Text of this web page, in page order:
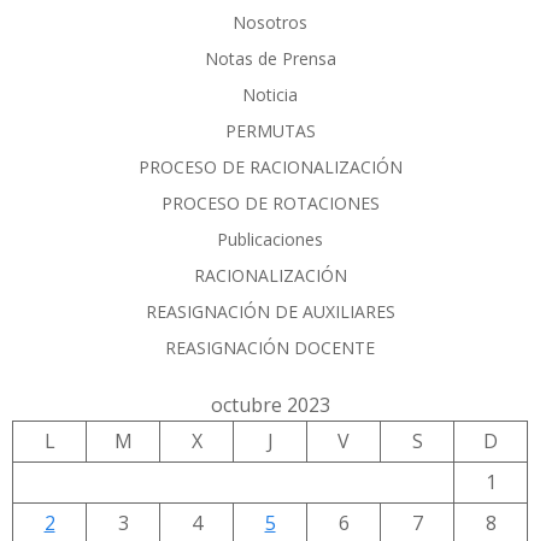
Nosotros
Notas de Prensa
Noticia
PERMUTAS
PROCESO DE RACIONALIZACIÓN
PROCESO DE ROTACIONES
Publicaciones
RACIONALIZACIÓN
REASIGNACIÓN DE AUXILIARES
REASIGNACIÓN DOCENTE
octubre 2023
L
M X J V S
D
1
2
3 4 5 6 7 8